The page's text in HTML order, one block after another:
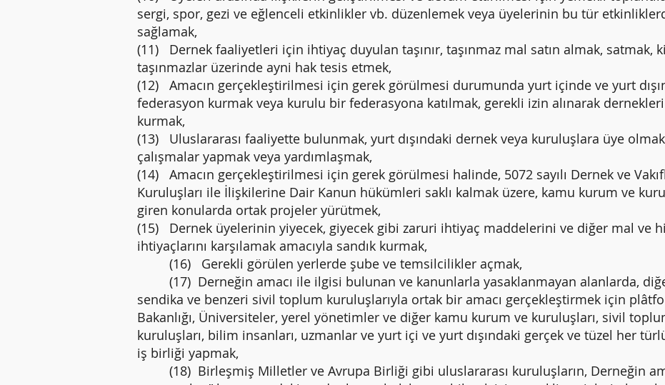
sergi, spor, gezi ve eğlenceli etkinlikler vb. düzenlemek veya üyelerinin bu tür
sağlamak,
(11) Dernek faaliyetleri için ihtiyaç duyulan taşınır, taşınmaz mal satın almak, satmak,
taşınmazlar üzerinde ayni hak tesis etmek,
(12) Amacın gerçekleştirilmesi için gerek görülmesi durumunda yurt içinde ve yurt
federasyon kurmak veya kurulu bir federasyona katılmak, gerekli izin alınarak
kurmak,
(13) Uluslararası faaliyette bulunmak, yurt dışındaki dernek veya kuruluşlara üye
çalışmalar yapmak veya yardımlaşmak,
(14) Amacın gerçekleştirilmesi için gerek görülmesi halinde, 5072 sayılı Dernek ve
Kuruluşları ile İlişkilerine Dair Kanun hükümleri saklı kalmak üzere, kamu kurum ve
giren konularda ortak projeler yürütmek,
(15) Dernek üyelerinin yiyecek, giyecek gibi zaruri ihtiyaç maddelerini ve diğer mal ve
ihtiyaçlarını karşılamak amacıyla sandık kurmak,
(16) Gerekli görülen yerlerde şube ve temsilcilikler açmak,
(17) Derneğin amacı ile ilgisi bulunan ve kanunlarla yasaklanmayan alanlarda,
sendika ve benzeri sivil toplum kuruluşlarıyla ortak bir amacı gerçekleştirmek için
Bakanlığı, Üniversiteler, yerel yönetimler ve diğer kamu kurum ve kuruluşları, sivil
kuruluşları, bilim insanları, uzmanlar ve yurt içi ve yurt dışındaki gerçek ve tüzel her
iş birliği yapmak,
(18) Birleşmiş Milletler ve Avrupa Birliği gibi uluslararası kuruluşların, Derneğin